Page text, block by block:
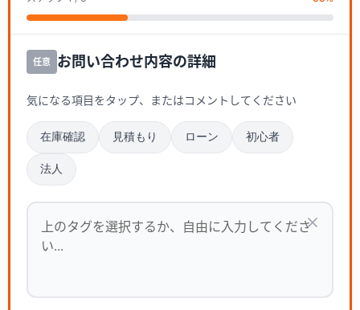
任意 お問い合わせ内容の詳細
気になる項目をタップ、またはコメントしてください
在庫確認 見積もり ローン 初心者
法人